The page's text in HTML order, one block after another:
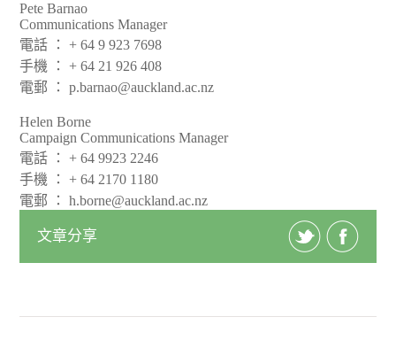
Pete Barnao
Communications Manager
電話 ： + 64 9 923 7698
手機 ： + 64 21 926 408
電郵 ： p.barnao@auckland.ac.nz
Helen Borne
Campaign Communications Manager
電話 ： + 64 9923 2246
手機 ： + 64 2170 1180
電郵 ： h.borne@auckland.ac.nz
文章分享